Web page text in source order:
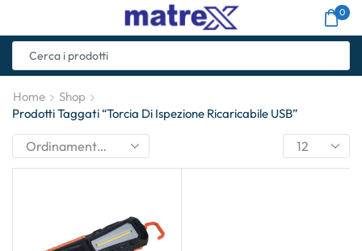
0
Home
Shop
Prodotti Taggati “Torcia Di Ispezione Ricaricabile USB”